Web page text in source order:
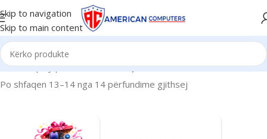
Skip to navigation
Skip to main content
Kreu/Display produkti/23.8"/Faqe 2
Po shfaqen 13–14 nga 14 përfundime gjithsej